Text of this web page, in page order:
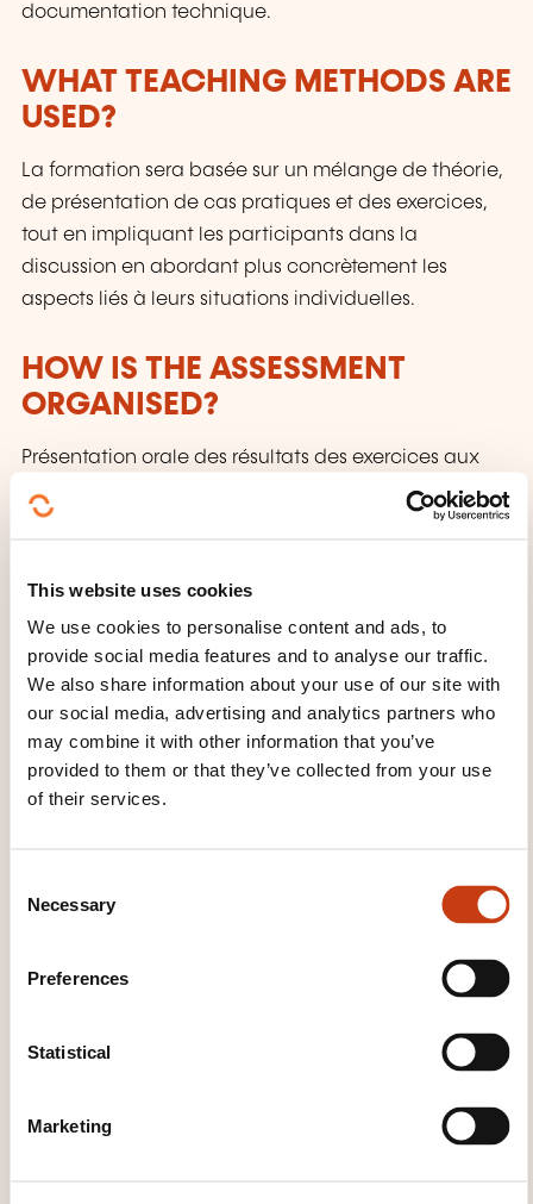
This website uses cookies
We use cookies to personalise content and ads, to
provide social media features and to analyse our traffic.
We also share information about your use of our site with
our social media, advertising and analytics partners who
may combine it with other information that you’ve
provided to them or that they’ve collected from your use
of their services.
Necessary
Preferences
Statistical
Marketing
documentation technique.
WHAT TEACHING METHODS ARE
USED?
La formation sera basée sur un mélange de théorie,
de présentation de cas pratiques et des exercices,
tout en impliquant les participants dans la
discussion en abordant plus concrètement les
aspects liés à leurs situations individuelles.
HOW IS THE ASSESSMENT
ORGANISED?
Présentation orale des résultats des exercices aux
autres participants pour évaluer la mise en pratique
de la matière.
l’assimilation de la matière.
WHAT WILL YOU RECEIVE AT
THE END OF THE TRAINING
COURSE?
Des attestations de participation seront envoyées,
PROVIDED?